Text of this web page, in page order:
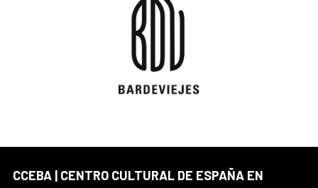
CCEBA | CENTRO CULTURAL DE ESPAÑA EN